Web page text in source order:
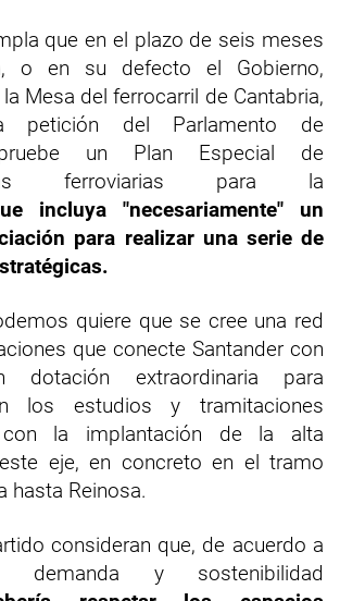
que en el plazo de seis meses
o en su defecto el Gobierno,
Mesa del ferrocarril de Cantabria,
petición del Parlamento de
un Plan Especial de
ferroviarias para la
incluya "necesariamente" un
para realizar una serie de
quiere que se cree una red
que conecte Santander con
dotación extraordinaria para
los estudios y tramitaciones
con la implantación de la alta
eje, en concreto en el tramo
hasta Reinosa.
consideran que, de acuerdo a
demanda y sostenibilidad